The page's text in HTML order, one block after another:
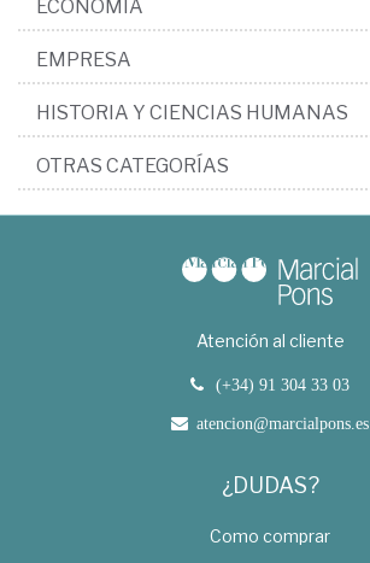
ECONOMÍA
EMPRESA
HISTORIA Y CIENCIAS HUMANAS
OTRAS CATEGORÍAS
Atención al cliente
(+34) 91 304 33 03
atencion@marcialpons.es
¿DUDAS?
Como comprar